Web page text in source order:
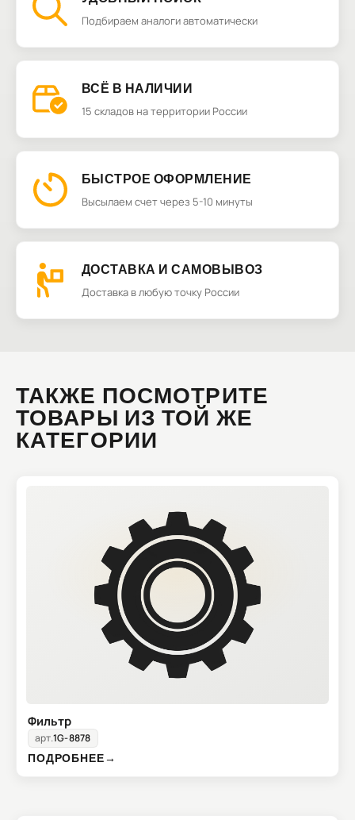
Подбираем аналоги автоматически
ВСЁ В НАЛИЧИИ
15 складов на территории России
БЫСТРОЕ ОФОРМЛЕНИЕ
Высылаем счет через 5-10 минуты
ДОСТАВКА И САМОВЫВОЗ
Доставка в любую точку России
ТАКЖЕ ПОСМОТРИТЕ
ТОВАРЫ ИЗ ТОЙ ЖЕ
КАТЕГОРИИ
Фильтр
арт.1G-8878
ПОДРОБНЕЕ→